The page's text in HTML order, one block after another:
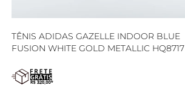
TÊNIS ADIDAS GAZELLE INDOOR BLUE
FUSION WHITE GOLD METALLIC HQ8717